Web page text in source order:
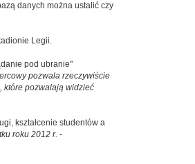
danych można ustalić czy
Legii.
pod ubranie"
pozwala rzeczywiście
które pozwalają widzieć
kształcenie studentów a
roku 2012 r. -